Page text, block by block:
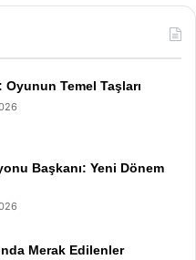
Temel Taşları
Başkanı: Yeni Dönem
Merak Edilenler